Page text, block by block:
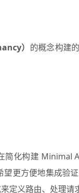
） 的概念构建
简化构建 Minimal
更方便地集成验
定义路由、处理